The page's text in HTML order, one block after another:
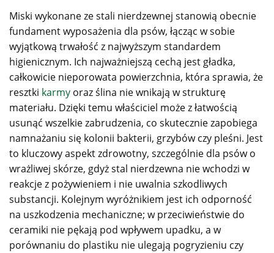
Miski wykonane ze stali nierdzewnej stanowią obecnie
fundament wyposażenia dla psów, łącząc w sobie
wyjątkową trwałość z najwyższym standardem
higienicznym. Ich najważniejszą cechą jest gładka,
całkowicie nieporowata powierzchnia, która sprawia, że
resztki karmy oraz ślina nie wnikają w strukturę
materiału. Dzięki temu właściciel może z łatwością
usunąć wszelkie zabrudzenia, co skutecznie zapobiega
namnażaniu się kolonii bakterii, grzybów czy pleśni. Jest
to kluczowy aspekt zdrowotny, szczególnie dla psów o
wrażliwej skórze, gdyż stal nierdzewna nie wchodzi w
reakcje z pożywieniem i nie uwalnia szkodliwych
substancji. Kolejnym wyróżnikiem jest ich odporność
na uszkodzenia mechaniczne; w przeciwieństwie do
ceramiki nie pękają pod wpływem upadku, a w
porównaniu do plastiku nie ulegają pogryzieniu czy